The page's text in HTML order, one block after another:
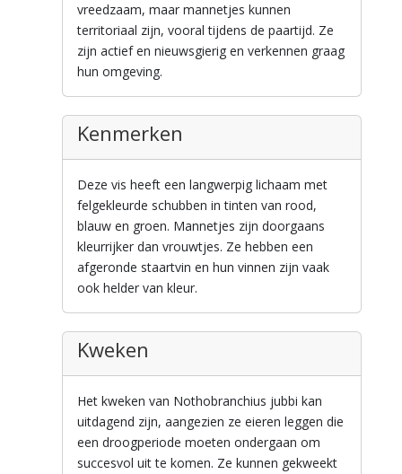
vreedzaam, maar mannetjes kunnen
territoriaal zijn, vooral tijdens de paartijd. Ze
zijn actief en nieuwsgierig en verkennen graag
hun omgeving.
Kenmerken
Deze vis heeft een langwerpig lichaam met
felgekleurde schubben in tinten van rood,
blauw en groen. Mannetjes zijn doorgaans
kleurrijker dan vrouwtjes. Ze hebben een
afgeronde staartvin en hun vinnen zijn vaak
ook helder van kleur.
Kweken
Het kweken van Nothobranchius jubbi kan
uitdagend zijn, aangezien ze eieren leggen die
een droogperiode moeten ondergaan om
succesvol uit te komen. Ze kunnen gekweekt